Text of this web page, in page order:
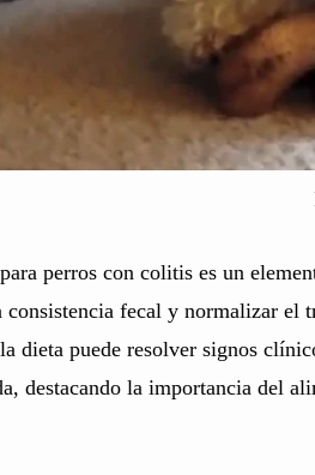
perros con colitis es un
fecal y normalizar el
dieta puede resolver signos
destacando la importancia del